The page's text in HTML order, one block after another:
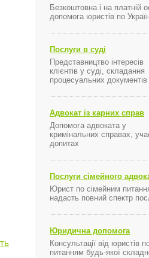
Безкоштовна і на платній
допомога юристів по
Послуги в суді
Представництво інтересів
клієнтів у суді, складання
процесуальних документів
Адвокат із карних справ
Допомога адвоката у
кримінальних справах,
допитах
Послуги сімейного
Юрист по сімейним
надасть повний спектр
Юридична допомога
Консультації від юристів
питанням будь-якої